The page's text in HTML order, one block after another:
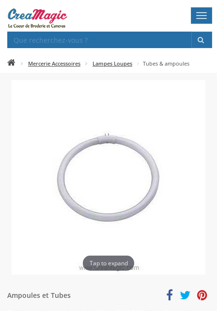
Mercerie Accessoires Lampes Loupes Tubes & ampoules
Tap to expand
Ampoules et Tubes